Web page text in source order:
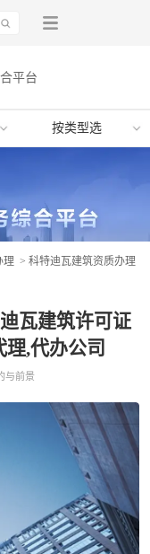
平台
按类型选
理 > 科特迪瓦建筑资质办理
瓦建筑许可证
,代办公司
与前景